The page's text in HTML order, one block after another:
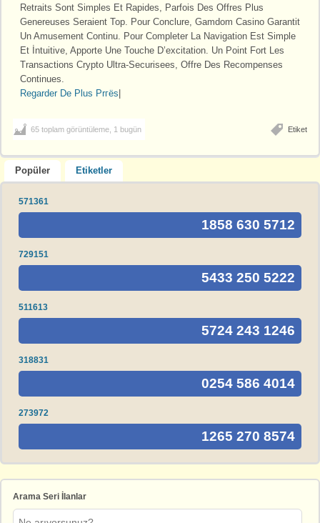
Retraits Sont Simples Et Rapides, Parfois Des Offres Plus
Genereuses Seraient Top. Pour Conclure, Gamdom Casino Garantit
Un Amusement Continu. Pour Completer La Navigation Est Simple
Et İntuitive, Apporte Une Touche D’excitation. Un Point Fort Les
Transactions Crypto Ultra-Securisees, Offre Des Recompenses
Continues.
Regarder De Plus Prгёs
Etiket
65 toplam görüntüleme, 1 bugün
Popüler Etiketler
571361
1858 630 5712
729151
5433 250 5222
511613
5724 243 1246
318831
0254 586 4014
273972
1265 270 8574
Arama Seri İlanlar